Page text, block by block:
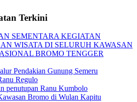
Terkini
SEMENTARA KEGIATAN
WISATA DI SELURUH KAWASAN
BROMO TENGGER
Pendakian Gunung Semeru
Regulo
penutupan Ranu Kumbolo
Bromo di Wulan Kapitu